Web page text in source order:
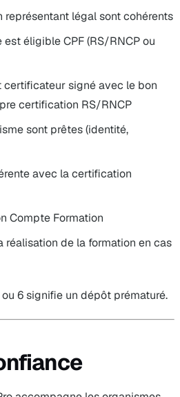
représentant légal sont cohérents
éligible CPF (RS/RNCP ou
certificateur signé avec le bon
certification RS/RNCP
sont prêtes (identité,
avec la certification
Compte Formation
réalisation de la formation en cas
ou 6 signifie un dépôt prématuré.